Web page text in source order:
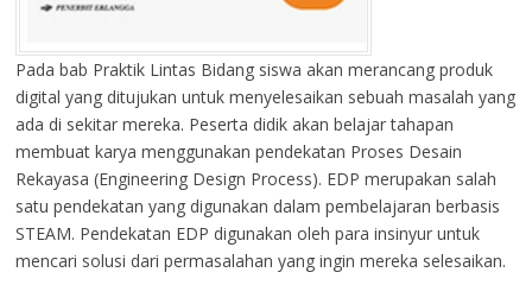
Pada bab Praktik Lintas Bidang siswa akan merancang produk
digital yang ditujukan untuk menyelesaikan sebuah masalah yang
ada di sekitar mereka. Peserta didik akan belajar tahapan
membuat karya menggunakan pendekatan Proses Desain
Rekayasa (Engineering Design Process). EDP merupakan salah
satu pendekatan yang digunakan dalam pembelajaran berbasis
STEAM. Pendekatan EDP digunakan oleh para insinyur untuk
mencari solusi dari permasalahan yang ingin mereka selesaikan.